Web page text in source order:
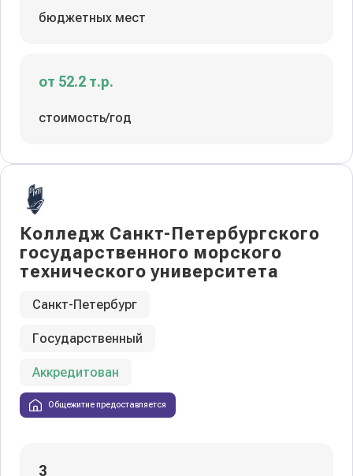
бюджетных мест
от 52.2 т.р.
стоимость/год
Колледж Санкт-Петербургского
государственного морского
технического университета
Санкт-Петербург
Государственный
Аккредитован
Общежитие предоставляется
3